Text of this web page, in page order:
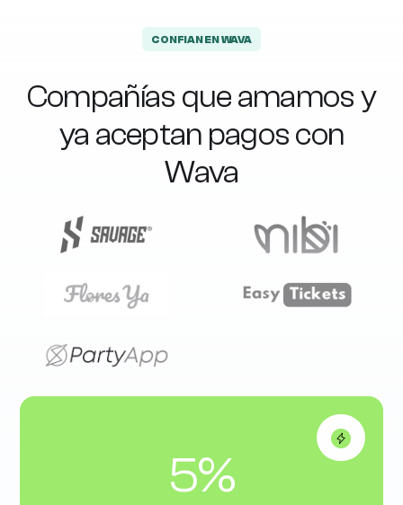
CONFIAN EN WAVA
Compañías que amamos y
ya aceptan pagos con
Wava
5%